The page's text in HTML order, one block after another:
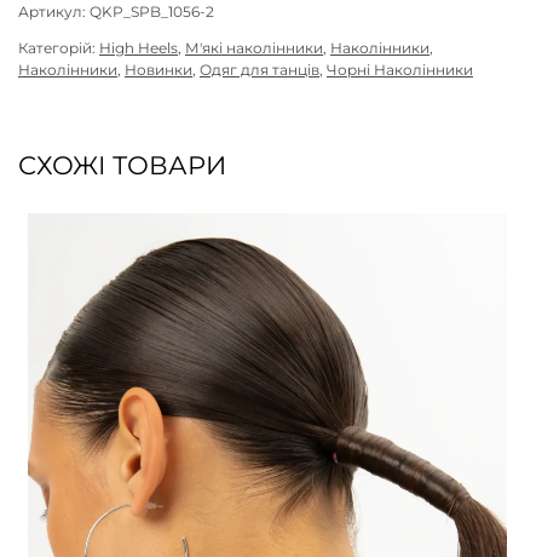
Артикул: QKP_SPB_1056-2
Категорій: High Heels М'які наколінники Наколінники
Наколінники Новинки Одяг для танців Чорні Наколінники
СХОЖІ ТОВАРИ